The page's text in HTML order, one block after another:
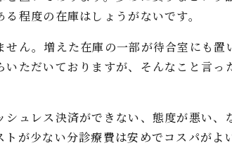
程度の在庫はしょうがないです。
ん。増えた在庫の一部が待合室にも
ただいておりますが、そんなこと言
ュレス決済ができない、態度が悪い
が少ない分診療費は安めでコスパが